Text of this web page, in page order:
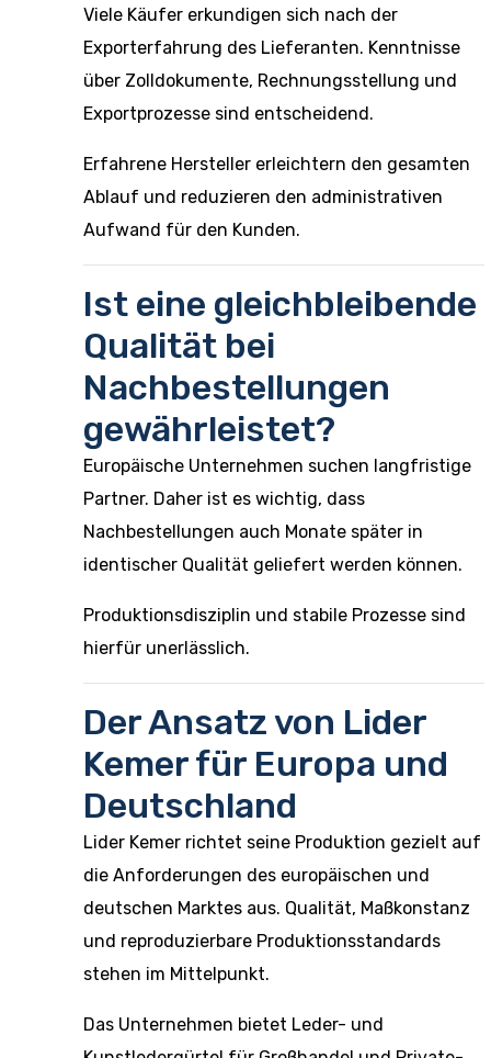
Viele Käufer erkundigen sich nach der
Exporterfahrung des Lieferanten. Kenntnisse
über Zolldokumente, Rechnungsstellung und
Exportprozesse sind entscheidend.
Erfahrene Hersteller erleichtern den gesamten
Ablauf und reduzieren den administrativen
Aufwand für den Kunden.
Ist eine gleichbleibende
Qualität bei
Nachbestellungen
gewährleistet?
Europäische Unternehmen suchen langfristige
Partner. Daher ist es wichtig, dass
Nachbestellungen auch Monate später in
identischer Qualität geliefert werden können.
Produktionsdisziplin und stabile Prozesse sind
hierfür unerlässlich.
Der Ansatz von Lider
Kemer für Europa und
Deutschland
Lider Kemer richtet seine Produktion gezielt auf
die Anforderungen des europäischen und
deutschen Marktes aus. Qualität, Maßkonstanz
und reproduzierbare Produktionsstandards
stehen im Mittelpunkt.
Das Unternehmen bietet Leder- und